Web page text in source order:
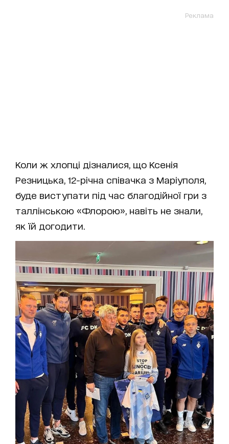
Реклама
Коли ж хлопці дізналися, що Ксенія
Резницька, 12-річна співачка з Маріуполя,
буде виступати під час благодійної гри з
таллінською «Флорою», навіть не знали,
як їй догодити.